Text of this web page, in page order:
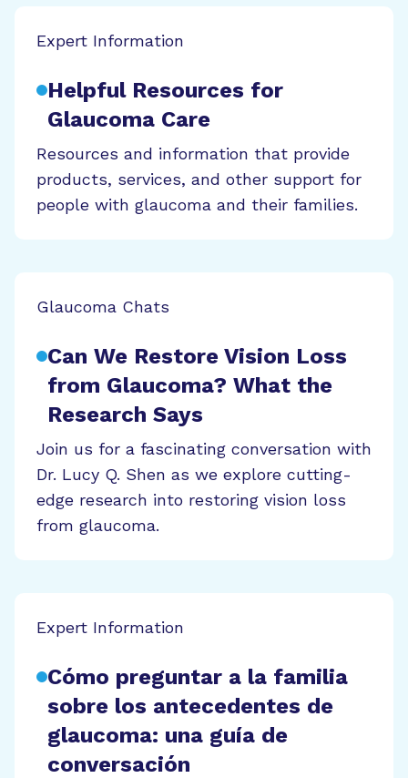
Expert Information
Helpful Resources for
Glaucoma Care
Resources and information that provide
products, services, and other support for
people with glaucoma and their families.
Glaucoma Chats
Can We Restore Vision Loss
from Glaucoma? What the
Research Says
Join us for a fascinating conversation with
Dr. Lucy Q. Shen as we explore cutting-
edge research into restoring vision loss
from glaucoma.
Expert Information
Cómo preguntar a la familia
sobre los antecedentes de
glaucoma: una guía de
conversación